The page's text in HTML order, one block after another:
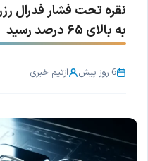
نقره تحت فشار فدرال
به بالای ۶۵ درصد رسید
6 روز پیش ازتیم خبری